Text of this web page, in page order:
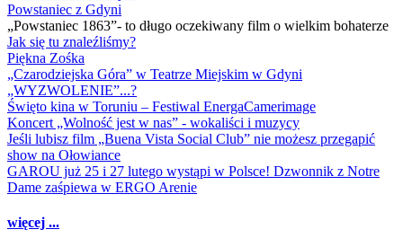
Powstaniec z Gdyni
„Powstaniec 1863”- to długo oczekiwany film o wielkim bohaterze
Jak się tu znaleźliśmy?
Piękna Zośka
„Czarodziejska Góra” w Teatrze Miejskim w Gdyni
„WYZWOLENIE”...?
Święto kina w Toruniu – Festiwal EnergaCamerimage
Koncert „Wolność jest w nas” - wokaliści i muzycy
Jeśli lubisz film „Buena Vista Social Club” nie możesz przegapić
show na Ołowiance
GAROU już 25 i 27 lutego wystąpi w Polsce! Dzwonnik z Notre
Dame zaśpiewa w ERGO Arenie
więcej ...